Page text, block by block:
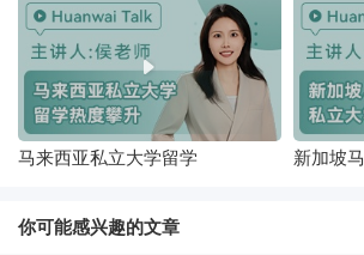
马来西亚私立大学留学 新加坡
你可能感兴趣的文章